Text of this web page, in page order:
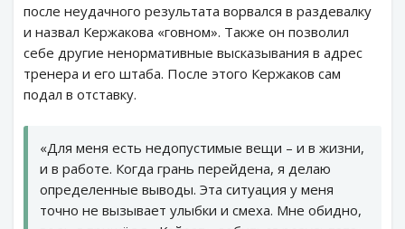
после неудачного результата ворвался в раздевалку
и назвал Кержакова «говном». Также он позволил
себе другие ненормативные высказывания в адрес
тренера и его штаба. После этого Кержаков сам
подал в отставку.
«Для меня есть недопустимые вещи – и в жизни,
и в работе. Когда грань перейдена, я делаю
определенные выводы. Эта ситуация у меня
точно не вызывает улыбки и смеха. Мне обидно,